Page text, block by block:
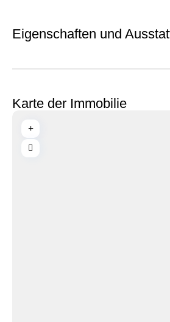
Eigenschaften und
Karte der Immobilie